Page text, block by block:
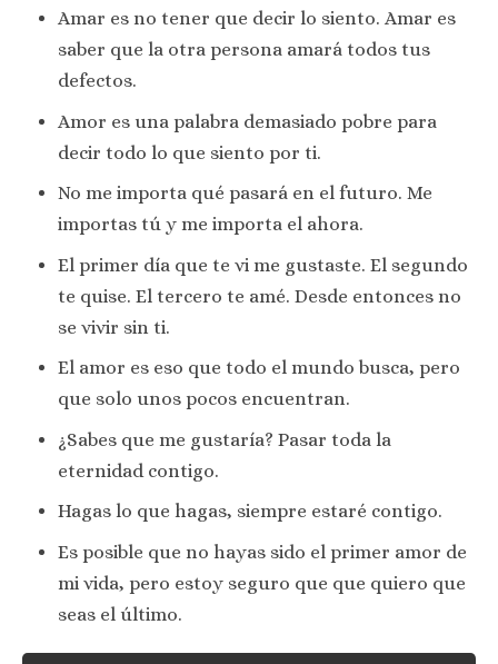
Amar es no tener que decir lo siento. Amar es
saber que la otra persona amará todos tus
defectos.
Amor es una palabra demasiado pobre para
decir todo lo que siento por ti.
No me importa qué pasará en el futuro. Me
importas tú y me importa el ahora.
El primer día que te vi me gustaste. El segundo
te quise. El tercero te amé. Desde entonces no
se vivir sin ti.
El amor es eso que todo el mundo busca, pero
que solo unos pocos encuentran.
¿Sabes que me gustaría? Pasar toda la
eternidad contigo.
Hagas lo que hagas, siempre estaré contigo.
Es posible que no hayas sido el primer amor de
mi vida, pero estoy seguro que que quiero que
seas el último.